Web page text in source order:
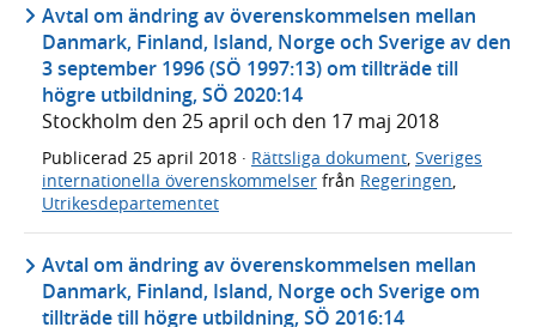
Avtal om ändring av överenskommelsen mellan
Danmark, Finland, Island, Norge och Sverige av den
3 september 1996 (SÖ 1997:13) om tillträde till
högre utbildning, SÖ 2020:14
Stockholm den 25 april och den 17 maj 2018
Publicerad 25 april 2018 · Rättsliga dokument Sveriges
internationella överenskommelser från Regeringen
Utrikesdepartementet
Avtal om ändring av överenskommelsen mellan
Danmark, Finland, Island, Norge och Sverige om
tillträde till högre utbildning, SÖ 2016:14